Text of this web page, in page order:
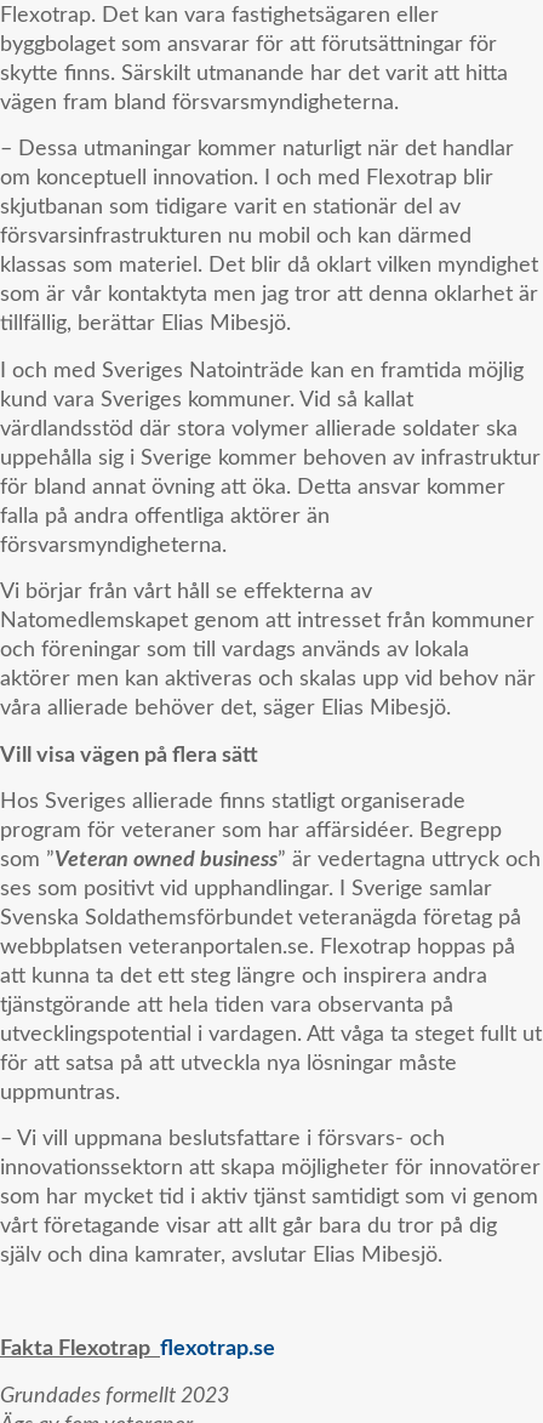
Flexotrap. Det kan vara fastighetsägaren eller
byggbolaget som ansvarar för att förutsättningar för
skytte finns. Särskilt utmanande har det varit att hitta
vägen fram bland försvarsmyndigheterna.
– Dessa utmaningar kommer naturligt när det handlar
om konceptuell innovation. I och med Flexotrap blir
skjutbanan som tidigare varit en stationär del av
försvarsinfrastrukturen nu mobil och kan därmed
klassas som materiel. Det blir då oklart vilken myndighet
som är vår kontaktyta men jag tror att denna oklarhet är
tillfällig, berättar Elias Mibesjö.
I och med Sveriges Natointräde kan en framtida möjlig
kund vara Sveriges kommuner. Vid så kallat
värdlandsstöd där stora volymer allierade soldater ska
uppehålla sig i Sverige kommer behoven av infrastruktur
för bland annat övning att öka. Detta ansvar kommer
falla på andra offentliga aktörer än
försvarsmyndigheterna.
Vi börjar från vårt håll se effekterna av
Natomedlemskapet genom att intresset från kommuner
och föreningar som till vardags används av lokala
aktörer men kan aktiveras och skalas upp vid behov när
våra allierade behöver det, säger Elias Mibesjö.
Vill visa vägen på flera sätt
Hos Sveriges allierade finns statligt organiserade
program för veteraner som har affärsidéer. Begrepp
som ”Veteran owned business” är vedertagna uttryck och
ses som positivt vid upphandlingar. I Sverige samlar
Svenska Soldathemsförbundet veteranägda företag på
webbplatsen veteranportalen.se. Flexotrap hoppas på
att kunna ta det ett steg längre och inspirera andra
tjänstgörande att hela tiden vara observanta på
utvecklingspotential i vardagen. Att våga ta steget fullt ut
för att satsa på att utveckla nya lösningar måste
uppmuntras.
– Vi vill uppmana beslutsfattare i försvars- och
innovationssektorn att skapa möjligheter för innovatörer
som har mycket tid i aktiv tjänst samtidigt som vi genom
vårt företagande visar att allt går bara du tror på dig
själv och dina kamrater, avslutar Elias Mibesjö.
Fakta Flexotrap flexotrap.se
Grundades formellt 2023